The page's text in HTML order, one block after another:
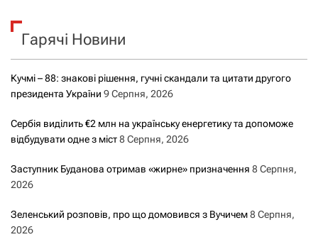
к
Гарячі Новини
Кучмі – 88: знакові рішення, гучні скандали та цитати другого
президента України 9 Серпня, 2026
Сербія виділить €2 млн на українську енергетику та допоможе
відбудувати одне з міст8 Серпня, 2026
Заступник Буданова отримав «жирне» призначення 8 Серпня,
2026
Зеленський розповів, про що домовився з Вучичем8 Серпня,
2026